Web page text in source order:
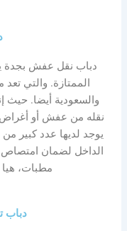
دباب نقل عفش بجدة
الممتازة. والتي
والسعودية أيضا. حيث
نقله من عفش أو أغراض
يوجد لديها عدد كبير
الداخل لضمان
مطبات، هيا
دباب